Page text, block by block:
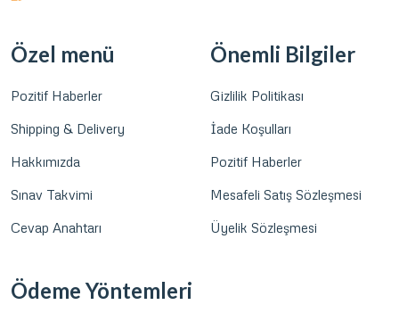
Özel menü
Pozitif Haberler
Shipping & Delivery
Hakkımızda
Sınav Takvimi
Cevap Anahtarı
Önemli Bilgiler
Gizlilik Politikası
İade Koşulları
Pozitif Haberler
Mesafeli Satış Sözleşmesi
Üyelik Sözleşmesi
Ödeme Yöntemleri